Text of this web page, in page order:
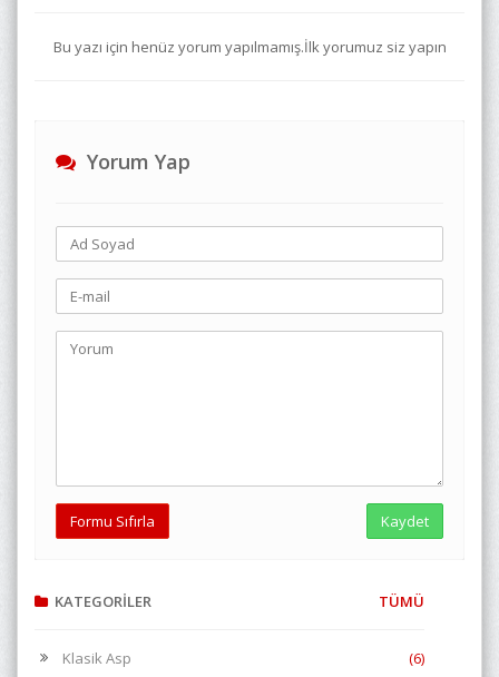
Bu yazı için henüz yorum yapılmamış.İlk yorumuz siz yapın
Yorum Yap
KATEGORİLER TÜMÜ
Klasik Asp
(6)